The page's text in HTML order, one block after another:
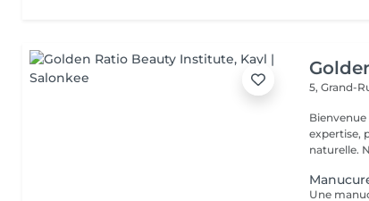
5, Grand-
Bienvenue chez
expertise,